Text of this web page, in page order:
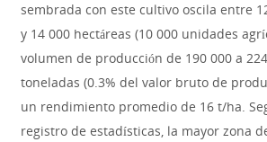
sembrada con este cultivo oscila entre
y 14 000 hectáreas (10 000 unidades
volumen de producción de 190 000 a
toneladas (0.3% del valor bruto de
un rendimiento promedio de 16 t/ha.
registro de estadísticas, la mayor zona